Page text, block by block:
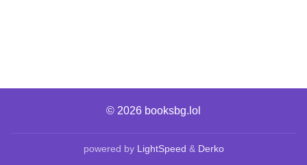
© 2026 booksbg.lol
powered by LightSpeed & Derko